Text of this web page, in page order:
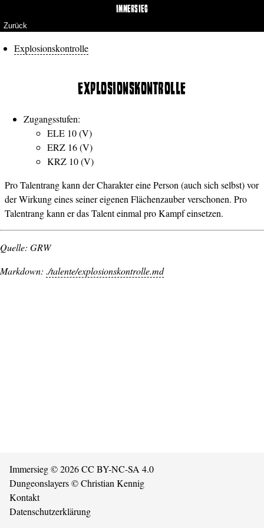
IMMERSIEG
Zurück
Explosionskontrolle
EXPLOSIONSKONTROLLE
Zugangsstufen:
ELE 10 (V)
ERZ 16 (V)
KRZ 10 (V)
Pro Talentrang kann der Charakter eine Person (auch sich selbst) vor
der Wirkung eines seiner eigenen Flächenzauber verschonen. Pro
Talentrang kann er das Talent einmal pro Kampf einsetzen.
Quelle: GRW
Markdown: ./talente/explosionskontrolle.md
Immersieg© 2026CC BY-NC-SA 4.0
Dungeonslayers© Christian Kennig
Kontakt
Datenschutzerklärung